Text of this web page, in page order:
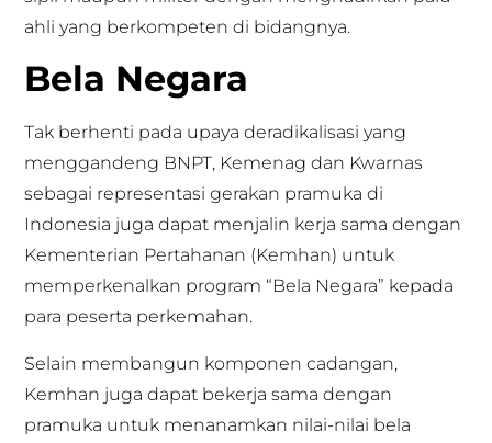
ahli yang berkompeten di bidangnya.
Bela Negara
Tak berhenti pada upaya deradikalisasi yang
menggandeng BNPT, Kemenag dan Kwarnas
sebagai representasi gerakan pramuka di
Indonesia juga dapat menjalin kerja sama dengan
Kementerian Pertahanan (Kemhan) untuk
memperkenalkan program “Bela Negara” kepada
para peserta perkemahan.
Selain membangun komponen cadangan,
Kemhan juga dapat bekerja sama dengan
pramuka untuk menanamkan nilai-nilai bela